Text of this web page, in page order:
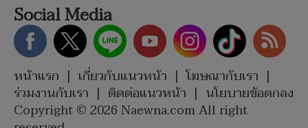
Social Media
หน้าแรก | เกี่ยวกับแนวหน้า | โฆษณากับเรา |
ร่วมงานกับเรา | ติดต่อแนวหน้า | นโยบายข้อตกลง
Copyright © 2026 Naewna.com All right